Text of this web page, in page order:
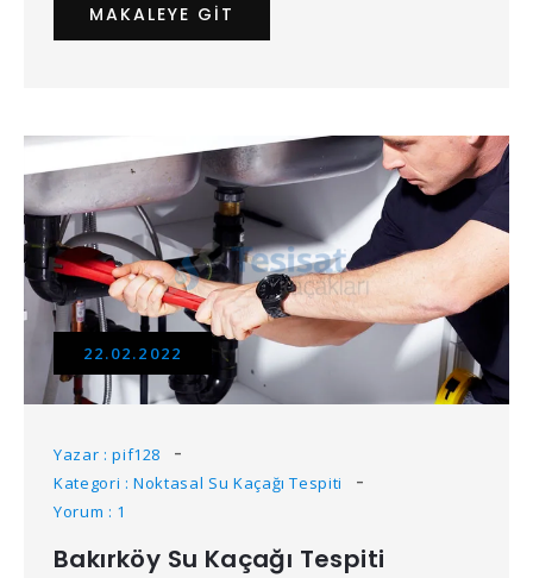
MAKALEYE GIT
22.02.2022
Yazar : pif128
Kategori : Noktasal Su Kaçağı Tespiti
Yorum : 1
Bakırköy Su Kaçağı Tespiti